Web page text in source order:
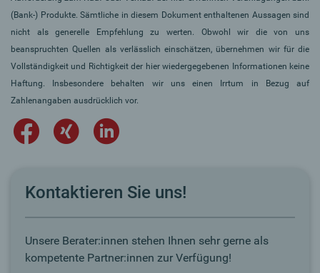
(Bank-) Produkte. Sämtliche in diesem Dokument enthaltenen Aussagen sind
nicht als generelle Empfehlung zu werten. Obwohl wir die von uns
beanspruchten Quellen als verlässlich einschätzen, übernehmen wir für die
Vollständigkeit und Richtigkeit der hier wiedergegebenen Informationen keine
Haftung. Insbesondere behalten wir uns einen Irrtum in Bezug auf
Zahlenangaben ausdrücklich vor.
Kontaktieren Sie uns!
Unsere Berater:innen stehen Ihnen sehr gerne als
kompetente Partner:innen zur Verfügung!